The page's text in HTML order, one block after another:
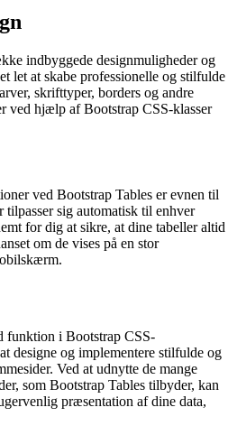
indbyggede designmuligheder og
let at skabe professionelle og stilfulde
skrifttyper, borders og andre
ved hjælp af Bootstrap CSS-klasser
ved Bootstrap Tables er evnen til
tilpasser sig automatisk til enhver
for dig at sikre, at dine tabeller altid
om de vises på en stor
funktion i Bootstrap CSS-
designe og implementere stilfulde og
Ved at udnytte de mange
som Bootstrap Tables tilbyder, kan
præsentation af dine data,